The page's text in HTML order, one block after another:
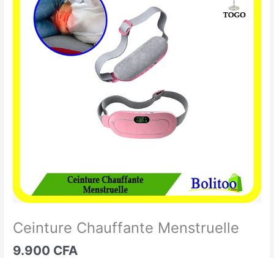
Ceinture Chauffante Menstruelle
9.900 CFA
Menstruelle